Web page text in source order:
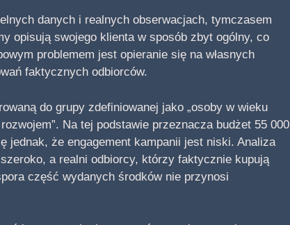
danych i realnych obserwacjach, tymczasem
opisują swojego klienta w sposób zbyt ogólny, co
problemem jest opieranie się na własnych
faktycznych odbiorców.
do grupy zdefiniowanej jako „osoby w wieku
Na tej podstawie przeznacza budżet 55 000
jednak, że engagement kampanii jest niski. Analiza
a realni odbiorcy, którzy faktycznie kupują
część wydanych środków nie przynosi